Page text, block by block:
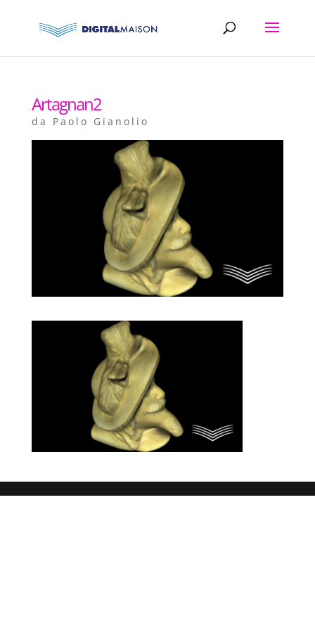
Artagnan2
da Paolo Gianolio